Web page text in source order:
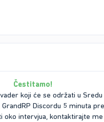
Čestitamo!
koji će se održati u
Discordu 5 minuta
oko intervjua, kontaktirajte